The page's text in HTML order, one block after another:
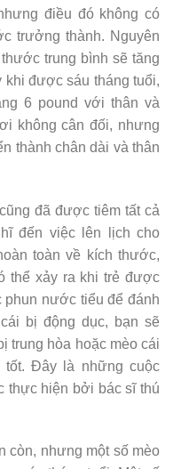
điều đó không có
trưởng thành. Nguyên
trung bình sẽ tăng
khi được sáu tháng tuổi,
6 pound với thân và
không cân đối, nhưng
thành chân dài và thân
đã được tiêm tất cả
đến việc lên lịch cho
toàn về kích thước,
thể xảy ra khi trẻ được
phun nước tiểu để đánh
bị động dục, bạn sẽ
trung hòa hoặc mèo cái
tốt. Đây là những cuộc
thực hiện bởi bác sĩ thú
còn, nhưng một số mèo